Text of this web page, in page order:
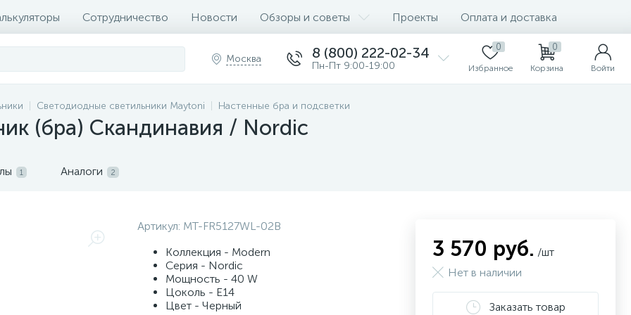
Сотрудничество Новости Обзоры и советы Проекты Оплата и доставка
Москва 8 (800) 222-02-34
Пн-Пт 9:00-19:00
0
Избранное
0
Корзина Войти
Светодиодные светильники Maytoni Настенные бра и подсветки
(бра) Скандинавия / Nordic
1 Аналоги 2
Артикул: MT-FR5127WL-02B
Коллекция - Modern
Серия - Nordic
Мощность - 40 W
Цоколь - E14
Цвет - Черный
3 570 руб. /шт
Нет в наличии
Заказать товар